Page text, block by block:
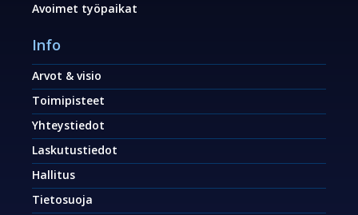
Avoimet työpaikat
Info
Arvot & visio
Toimipisteet
Yhteystiedot
Laskutustiedot
Hallitus
Tietosuoja